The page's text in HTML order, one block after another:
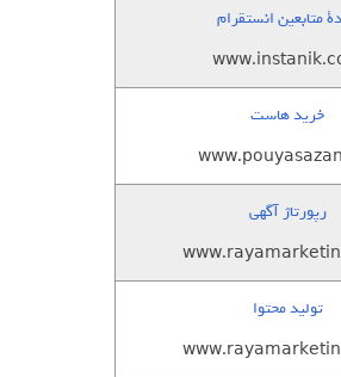
متابعين انستقرام
خرید هاست
رپورتاژ آگهی
تولید محتوا